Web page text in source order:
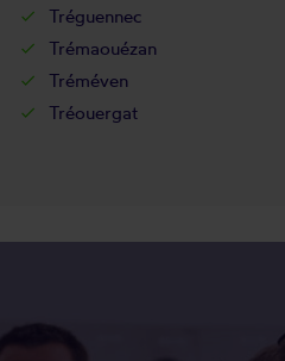
Tréguennec
Trémaouézan
Tréméven
Tréouergat